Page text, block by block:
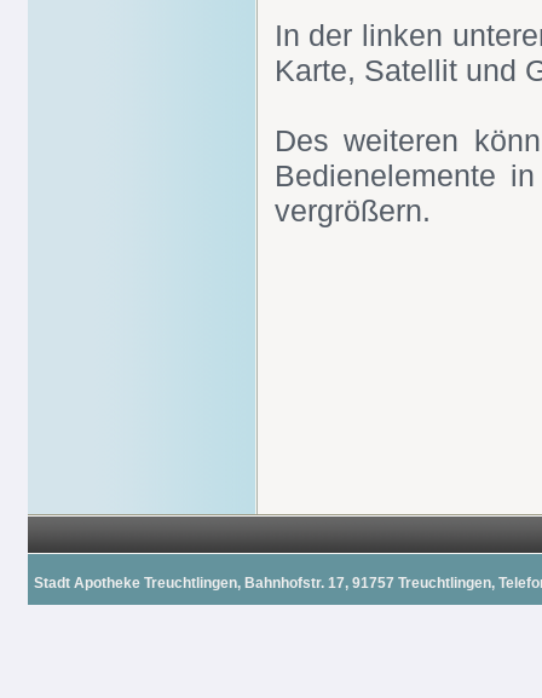
In der linken
Karte, Satellit und
Des weiteren
Bedienelemente
vergrößern.
Stadt Apotheke Treuchtlingen, Bahnhofstr. 17, 91757 Treuchtlingen,